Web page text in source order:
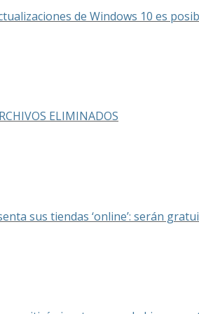
de Windows 10 es
ELIMINADOS
sus tiendas ‘online’: serán